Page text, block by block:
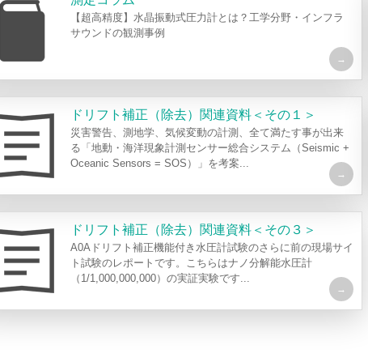
【超高精度】水晶振動式圧力計とは？工学分野・インフラ
サウンドの観測事例
ドリフト補正（除去）関連資料＜その１＞
災害警告、測地学、気候変動の計測、全て満たす事が出来
る「地動・海洋現象計測センサー総合システム（Seismic +
Oceanic Sensors = SOS）」を考案...
ドリフト補正（除去）関連資料＜その３＞
A0Aドリフト補正機能付き水圧計試験のさらに前の現場サイ
ト試験のレポートです。こちらはナノ分解能水圧計
（1/1,000,000,000）の実証実験です...